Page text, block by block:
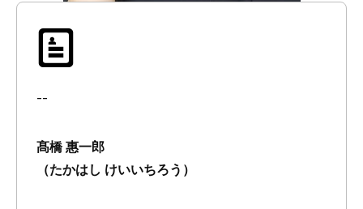
--
髙橋 惠一郎
（たかはし けいいちろう）